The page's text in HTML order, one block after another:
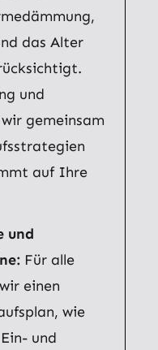
das Alter
und
gemeinsam
auf Ihre
und
Für alle
einen
wie
und